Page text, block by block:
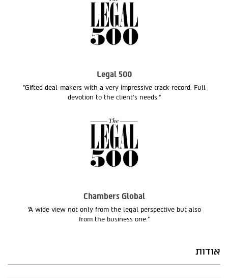
Legal 500
"Gifted deal-makers with a very impressive track record. Full
devotion to the client’s needs.“
Chambers Global
“A wide view not only from the legal perspective but also
from the business one.”
אודות